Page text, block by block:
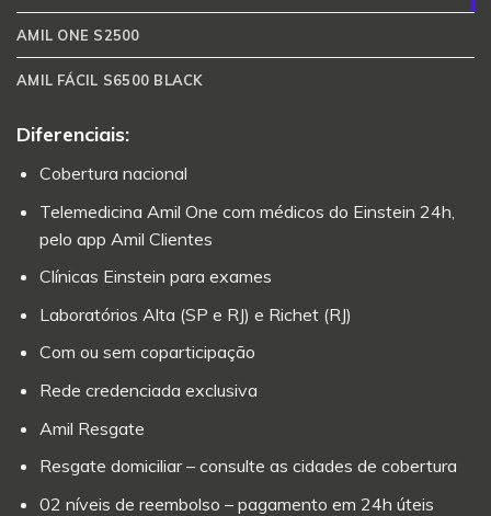
AMIL ONE S2500
AMIL FÁCIL S6500 BLACK
Diferenciais:
Cobertura nacional
Telemedicina Amil One com médicos do Einstein 24h,
pelo app Amil Clientes
Clínicas Einstein para exames
Laboratórios Alta (SP e RJ) e Richet (RJ)
Com ou sem coparticipação
Rede credenciada exclusiva
Amil Resgate
Resgate domiciliar – consulte as cidades de cobertura
02 níveis de reembolso – pagamento em 24h úteis